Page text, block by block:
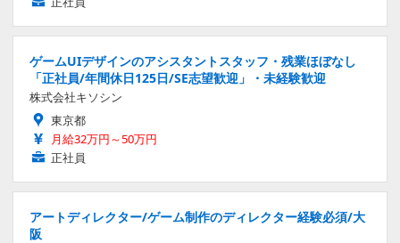
ゲームUIデザインのアシスタントスタッフ・残業ほぼなし
「正社員/年間休日125日/SE志望歓迎」・未経験歓迎
株式会社キソシン
東京都
月給32万円～50万円
正社員
アートディレクター/ゲーム制作のディレクター経験必須/大
阪